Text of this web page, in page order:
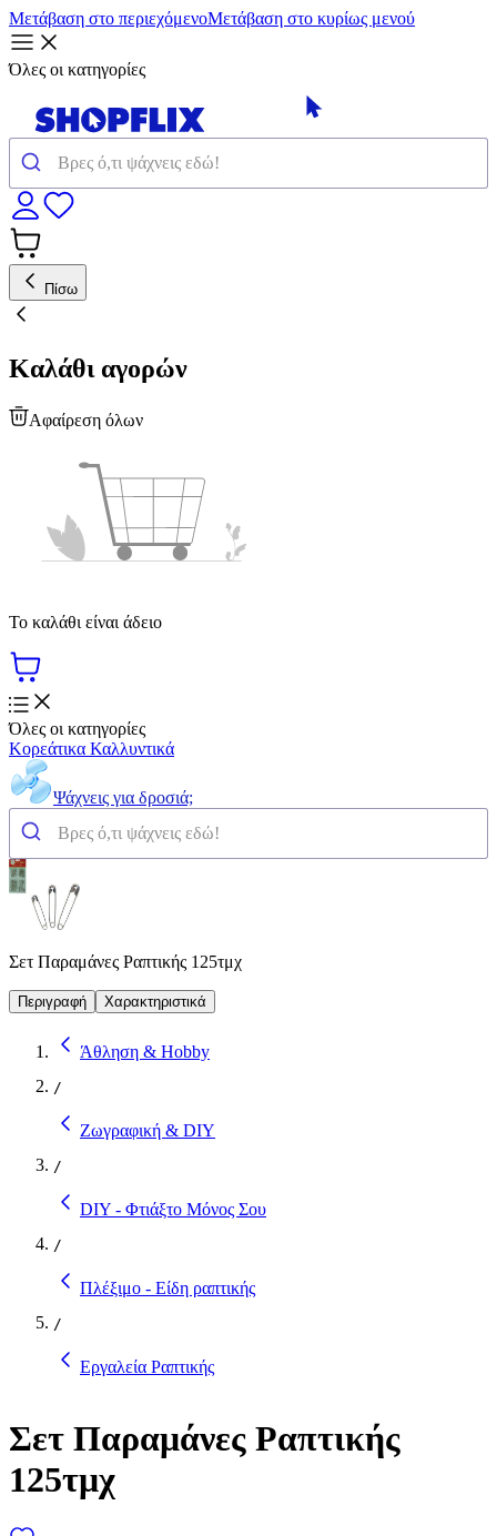
Μετάβαση στο περιεχόμενοΜετάβαση στο κυρίως μενού
Όλες οι κατηγορίες
Πίσω
Καλάθι αγορών
Αφαίρεση όλων
Το καλάθι είναι άδειο
Όλες οι κατηγορίες
Κορεάτικα Καλλυντικά
Ψάχνεις για δροσιά;
Σετ Παραμάνες Ραπτικής 125τμχ
Περιγραφή Χαρακτηριστικά
Άθληση & Hobby
/
Ζωγραφική & DIY
/
DIY - Φτιάξτο Μόνος Σου
/
Πλέξιμο - Είδη ραπτικής
/
Εργαλεία Ραπτικής
Σετ Παραμάνες Ραπτικής
125τμχ